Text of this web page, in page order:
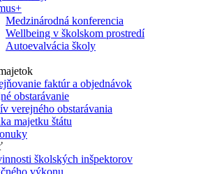
Medzinárodná konferencia
Wellbeing v školskom prostredí
Autoevalvácia školy
faktúr a objednávok
obstarávanie
verejného obstarávania
majetku štátu
školských inšpektorov
výkonu